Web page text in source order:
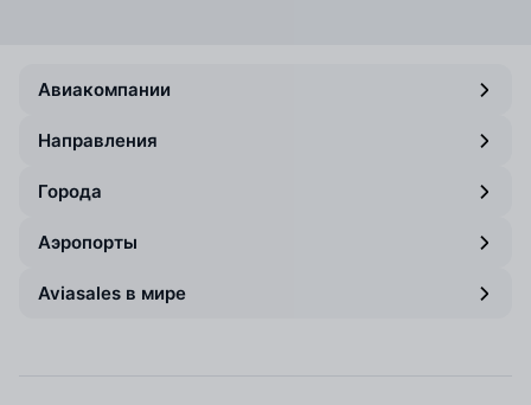
Авиакомпании
Направления
Города
Аэропорты
Aviasales в мире